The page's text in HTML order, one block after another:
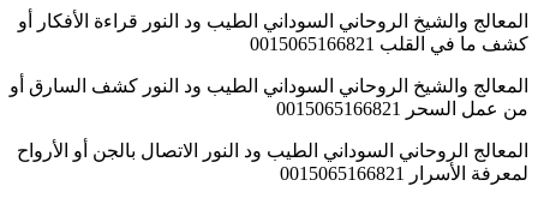
المعالج والشيخ الروحاني السوداني الطيب ود النور قراءة الأفكار أو
كشف ما في القلب 0015065166821
المعالج والشيخ الروحاني السوداني الطيب ود النور كشف السارق أو
من عمل السحر 0015065166821
المعالج الروحاني السوداني الطيب ود النور الاتصال بالجن أو الأرواح
لمعرفة الأسرار 0015065166821